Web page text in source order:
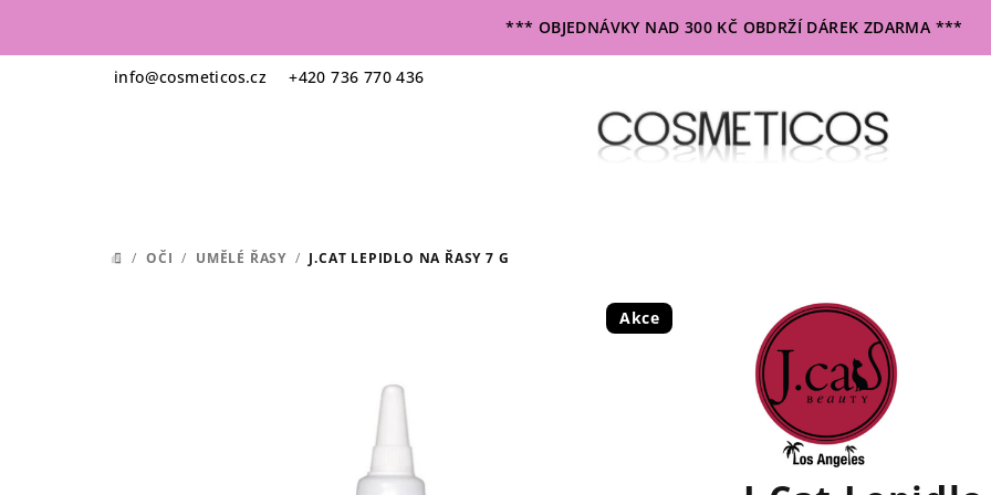
*** OBJEDNÁVKY NAD 300 KČ OBDRŽÍ DÁREK ZDARMA ***
info@cosmeticos.cz +420 736 770 436
DOMŮ
/ OČI / UMĚLÉ ŘASY / J.CAT LEPIDLO NA ŘASY 7 G
Akce